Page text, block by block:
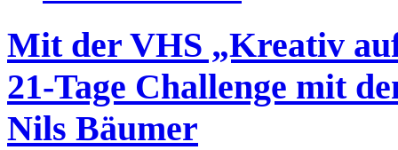
Mit der VHS „Kreativ
21-Tage Challenge mit
Nils Bäumer